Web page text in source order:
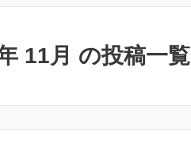
11月 の投稿一覧